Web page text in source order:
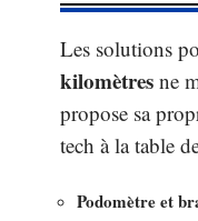
Les solutions
kilomètres ne
propose sa
tech à la table
Podomètre et